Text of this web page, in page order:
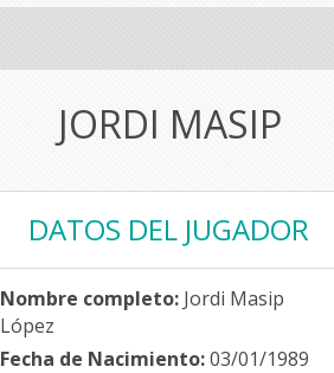
JORDI MASIP
DATOS DEL JUGADOR
Nombre completo: Jordi Masip
López
Fecha de Nacimiento:03/01/1989